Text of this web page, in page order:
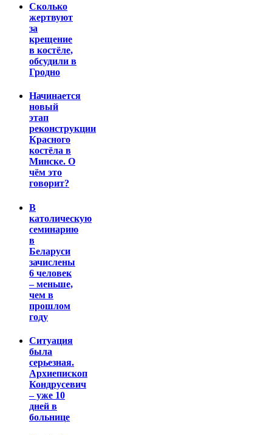
Сколько
жертвуют
за
крещение
в костёле,
обсудили в
Гродно
Начинается
новый
этап
реконструкции
Красного
костёла в
Минске. О
чём это
говорит?
В
католическую
семинарию
в
Беларуси
зачислены
6 человек
– меньше,
чем в
прошлом
году
Ситуация
была
серьезная.
Архиепископ
Кондрусевич
– уже 10
дней в
больнице